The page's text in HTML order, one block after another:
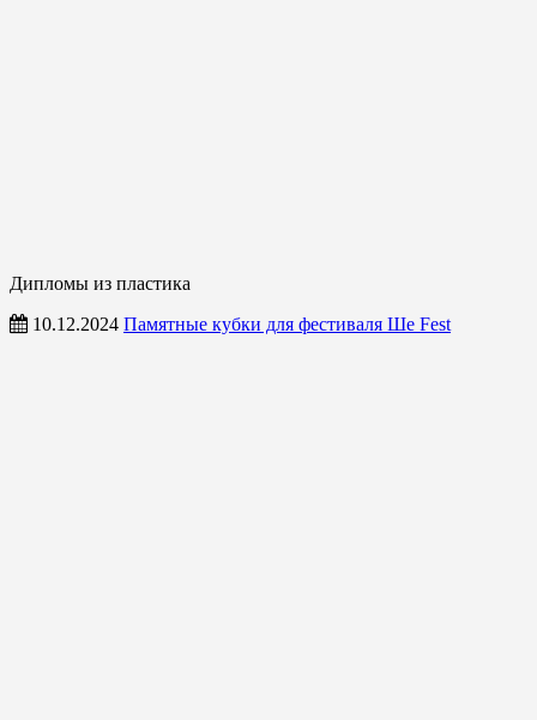
Дипломы из пластика
10.12.2024 Памятные кубки для фестиваля Ше Fest